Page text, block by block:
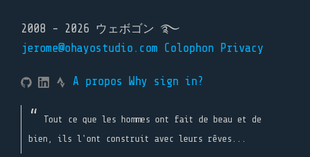
2008 - 2026 ウェボゴン ࿐
jerome@ohayostudio.com Colophon Privacy
A propos Why sign in?
Tout ce que les hommes ont fait de beau et de
bien, ils l'ont construit avec leurs rêves...